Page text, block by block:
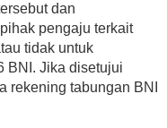
dan
pengaju terkait
tidak untuk
BNI. Jika disetujui
rekening tabungan BNI